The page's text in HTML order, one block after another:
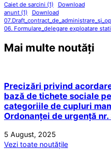
Caiet de sarcini (1)
Download
anunt (1)
Download
06. Formulare_delegare exploatare
Mai multe noutăți
Precizări privind
bază de tichete sociale
categoriile de cupluri
Ordonanței de urgență
5 August, 2025
Vezi toate noutățile